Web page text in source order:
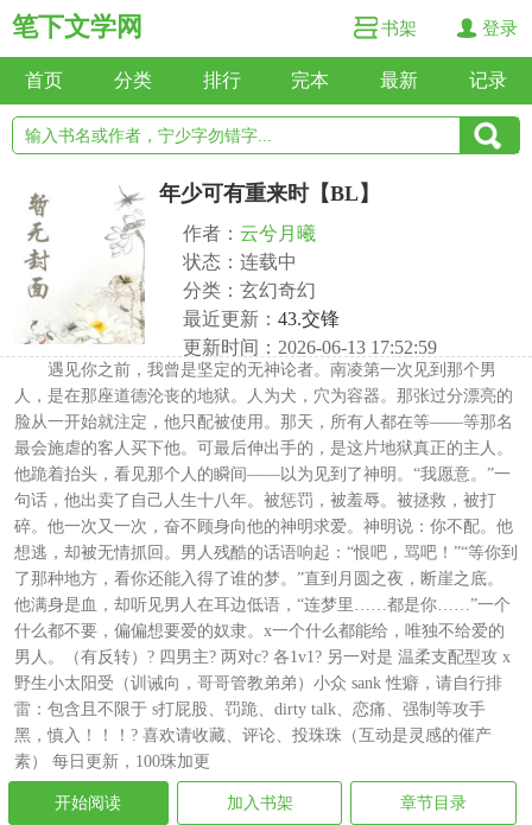
笔下文学网 书架 登录
首页 分类 排行 完本 最新 记录
年少可有重来时【BL】
作者： 云兮月曦
状态：连载中
分类：玄幻奇幻
最近更新： 43.交锋
更新时间：2026-06-13 17:52:59
遇见你之前，我曾是坚定的无神论者。南凌第一次见到那个男
人，是在那座道德沦丧的地狱。人为犬，穴为容器。那张过分漂亮的
脸从一开始就注定，他只配被使用。那天，所有人都在等——等那名
最会施虐的客人买下他。可最后伸出手的，是这片地狱真正的主人。
他跪着抬头，看见那个人的瞬间——以为见到了神明。“我愿意。”一
句话，他出卖了自己人生十八年。被惩罚，被羞辱。被拯救，被打
碎。他一次又一次，奋不顾身向他的神明求爱。神明说：你不配。他
想逃，却被无情抓回。男人残酷的话语响起：“恨吧，骂吧！”“等你到
了那种地方，看你还能入得了谁的梦。”直到月圆之夜，断崖之底。
他满身是血，却听见男人在耳边低语，“连梦里……都是你……”一个
什么都不要，偏偏想要爱的奴隶。x一个什么都能给，唯独不给爱的
男人。（有反转）? 四男主? 两对c? 各1v1? 另一对是 温柔支配型攻 x
野生小太阳受（训诫向，哥哥管教弟弟）小众 sank 性癖，请自行排
雷：包含且不限于 s打屁股、罚跪、dirty talk、恋痛、强制等攻手
黑，慎入！！！? 喜欢请收藏、评论、投珠珠（互动是灵感的催产
素） 每日更新，100珠加更
开始阅读 加入书架 章节目录